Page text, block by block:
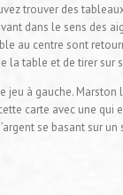
trouver des
dans le sens des
au centre sont
table et de tirer sur
à gauche.
carte avec une
se basant sur